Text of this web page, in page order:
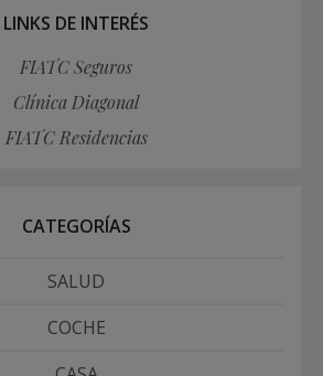
LINKS DE INTERÉS
FIATC Seguros
Clínica Diagonal
FIATC Residencias
CATEGORÍAS
SALUD
COCHE